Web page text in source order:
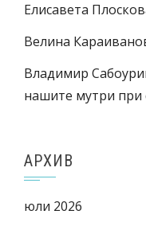
Елисавета
Велина
Владимир
нашите мутри при
АРХИВ
юли 2026